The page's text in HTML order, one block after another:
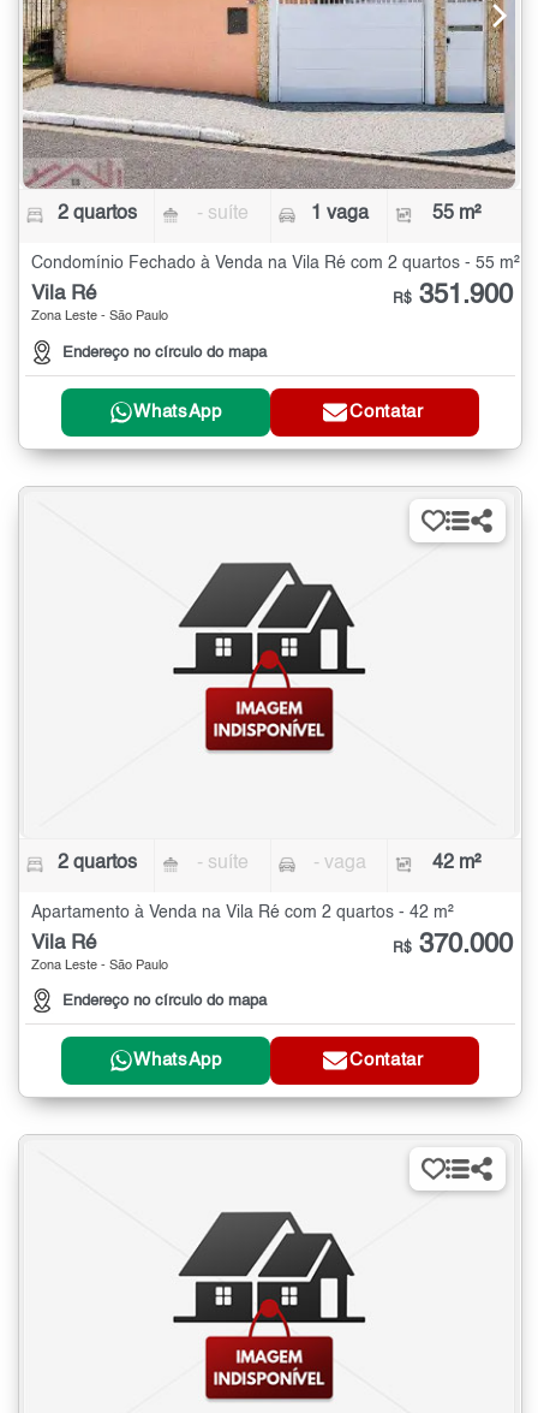
2 quartos - suíte 1 vaga 55 m²
Condomínio Fechado à Venda na Vila Ré com 2 quartos - 55 m²
Vila Ré
Zona Leste - São Paulo
Endereço no círculo do mapa
R$ 351.900
WhatsApp Contatar
2 quartos - suíte - vaga 42 m²
Apartamento à Venda na Vila Ré com 2 quartos - 42 m²
Vila Ré
Zona Leste - São Paulo
Endereço no círculo do mapa
R$ 370.000
WhatsApp Contatar